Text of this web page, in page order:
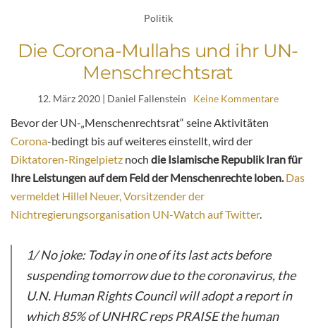
Politik
Die Corona-Mullahs und ihr UN-
Menschrechtsrat
12. März 2020 | Daniel Fallenstein Keine Kommentare
Bevor der UN-„Menschenrechtsrat“ seine Aktivitäten
Corona-bedingt bis auf weiteres einstellt, wird der
Diktatoren-Ringelpietz noch die Islamische Republik Iran für
Ihre Leistungen auf dem Feld der Menschenrechte loben. Das
vermeldet Hillel Neuer, Vorsitzender der
Nichtregierungsorganisation UN-Watch auf Twitter.
1/ No joke: Today in one of its last acts before
suspending tomorrow due to the coronavirus, the
U.N. Human Rights Council will adopt a report in
which 85% of UNHRC reps PRAISE the human